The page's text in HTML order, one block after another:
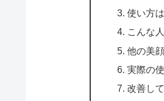
使い方
こんな
他の美
実際の
改善し